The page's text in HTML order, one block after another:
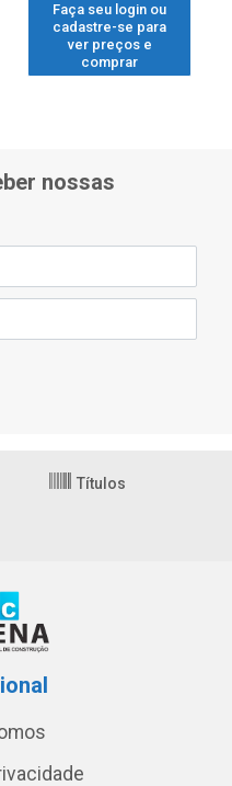
Faça seu login ou
cadastre-se para
ver preços e
comprar
nossas
Títulos